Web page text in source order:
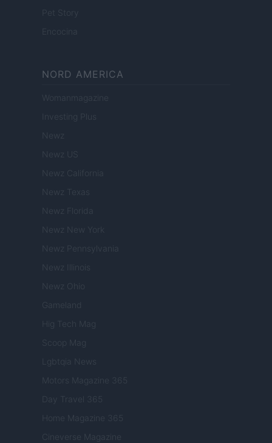
Pet Story
Encocina
NORD AMERICA
Womanmagazine
Investing Plus
Newz
Newz US
Newz California
Newz Texas
Newz Florida
Newz New York
Newz Pennsylvania
Newz Illinois
Newz Ohio
Gameland
Hig Tech Mag
Scoop Mag
Lgbtqia News
Motors Magazine 365
Day Travel 365
Home Magazine 365
Cineverse Magazine